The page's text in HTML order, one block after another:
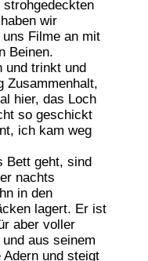
wir
Filme an mit
Beinen.
und trinkt und
Zusammenhalt,
hier, das Loch
so geschickt
ich kam weg
Bett geht, sind
nachts
in den
lagert. Er ist
aber voller
aus seinem
und steigt